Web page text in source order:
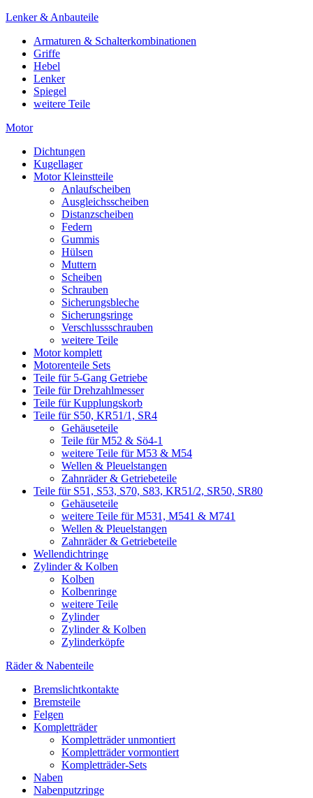
Lenker & Anbauteile
Armaturen & Schalterkombinationen
Griffe
Hebel
Lenker
Spiegel
weitere Teile
Motor
Dichtungen
Kugellager
Motor Kleinstteile
Anlaufscheiben
Ausgleichsscheiben
Distanzscheiben
Federn
Gummis
Hülsen
Muttern
Scheiben
Schrauben
Sicherungsbleche
Sicherungsringe
Verschlussschrauben
weitere Teile
Motor komplett
Motorenteile Sets
Teile für 5-Gang Getriebe
Teile für Drehzahlmesser
Teile für Kupplungskorb
Teile für S50, KR51/1, SR4
Gehäuseteile
Teile für M52 & Sö4-1
weitere Teile für M53 & M54
Wellen & Pleuelstangen
Zahnräder & Getriebeteile
Teile für S51, S53, S70, S83, KR51/2, SR50, SR80
Gehäuseteile
weitere Teile für M531, M541 & M741
Wellen & Pleuelstangen
Zahnräder & Getriebeteile
Wellendichtringe
Zylinder & Kolben
Kolben
Kolbenringe
weitere Teile
Zylinder
Zylinder & Kolben
Zylinderköpfe
Räder & Nabenteile
Bremslichtkontakte
Bremsteile
Felgen
Kompletträder
Kompletträder unmontiert
Kompletträder vormontiert
Kompletträder-Sets
Naben
Nabenputzringe